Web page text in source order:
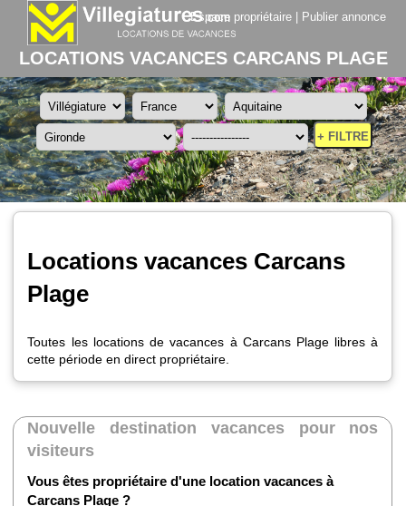
Espace propriétaire Publier annonce
LOCATIONS VACANCES CARCANS PLAGE
+ FILTRE
Locations vacances Carcans
Plage
Toutes les locations de vacances à Carcans Plage libres à
cette période en direct propriétaire.
Nouvelle destination vacances pour nos
visiteurs
Vous êtes propriétaire d'une location vacances à
Carcans Plage ?